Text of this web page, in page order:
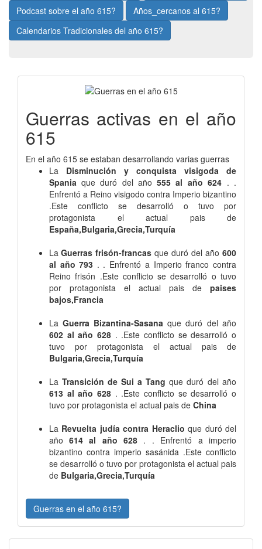
Podcast sobre el año 615?
Años_cercanos al 615?
Calendarios Tradicionales del año 615?
Guerras activas en el año
615
En el año 615 se estaban desarrollando varias guerras
La Disminución y conquista visigoda de
Spania que duró del año 555 al año 624 . .
Enfrentó a Reino visigodo contra Imperio bizantino
.Este conflicto se desarrolló o tuvo por
protagonista el actual pais de
España,Bulgaria,Grecia,Turquía
La Guerras frisón-francas que duró del año 600
al año 793 . . Enfrentó a Imperio franco contra
Reino frisón .Este conflicto se desarrolló o tuvo
por protagonista el actual pais de paises
bajos,Francia
La Guerra Bizantina-Sasana que duró del año
602 al año 628 . .Este conflicto se desarrolló o
tuvo por protagonista el actual pais de
Bulgaria,Grecia,Turquía
La Transición de Sui a Tang que duró del año
613 al año 628 . .Este conflicto se desarrolló o
tuvo por protagonista el actual pais de China
La Revuelta judía contra Heraclio que duró del
año 614 al año 628 . . Enfrentó a imperio
bizantino contra imperio sasánida .Este conflicto
se desarrolló o tuvo por protagonista el actual pais
de Bulgaria,Grecia,Turquía
Guerras en el año 615?